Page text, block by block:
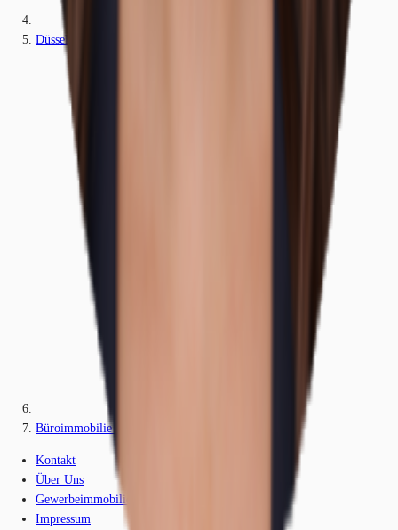
Düsseldorf
Büroimmobilie - Düsseldorf, Pempelfort - D1538
Kontakt
Über Uns
Gewerbeimmobilien-Lexikon
Impressum